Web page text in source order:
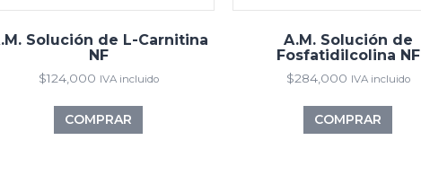
Solución de L-Carnitina
NF
$124,000 IVA incluido
COMPRAR
A.M. Solución de
Fosfatidilcolina NF
$284,000 IVA incluido
COMPRAR